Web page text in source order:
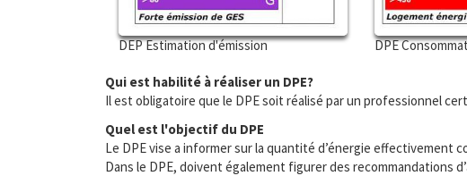
DEP Estimation d'émission DPE
Qui est habilité à réaliser un DPE?
Il est obligatoire que le DPE soit réalisé par un professionnel
Quel est l'objectif du DPE
Le DPE vise a informer sur la quantité d’énergie effectivement
Dans le DPE, doivent également figurer des recommandations